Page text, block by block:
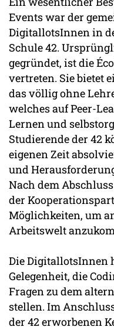
Events war der
DigitallotsInnen in
Schule 42.
gegründet, ist die
vertreten. Sie bietet
das völlig ohne
welches auf Peer-
Lernen und
Studierende der 42
eigenen Zeit
und
Nach dem
der
Möglichkeiten, um
Arbeitswelt
Die DigitallotsInnen
Gelegenheit, die
Fragen zu dem
stellen. Im
der 42 erworbenen